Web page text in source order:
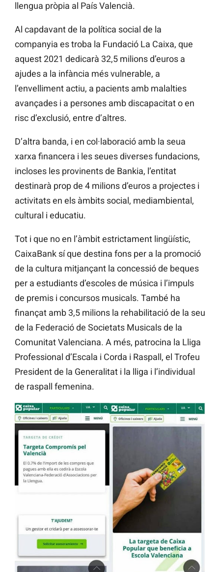
llengua pròpia al País Valencià.
Al capdavant de la política social de la
companyia es troba la Fundació La Caixa, que
aquest 2021 dedicarà 32,5 milions d’euros a
ajudes a la infància més vulnerable, a
l’envelliment actiu, a pacients amb malalties
avançades i a persones amb discapacitat o en
risc d’exclusió, entre d’altres.
D’altra banda, i en col·laboració amb la seua
xarxa financera i les seues diverses fundacions,
incloses les provinents de Bankia, l’entitat
destinarà prop de 4 milions d’euros a projectes i
activitats en els àmbits social, mediambiental,
cultural i educatiu.
Tot i que no en l’àmbit estrictament lingüístic,
CaixaBank sí que destina fons per a la promoció
de la cultura mitjançant la concessió de beques
per a estudiants d’escoles de música i l’impuls
de premis i concursos musicals. També ha
finançat amb 3,5 milions la rehabilitació de la seu
de la Federació de Societats Musicals de la
Comunitat Valenciana. A més, patrocina la Lliga
Professional d’Escala i Corda i Raspall, el Trofeu
President de la Generalitat i la lliga i l’individual
de raspall femenina.